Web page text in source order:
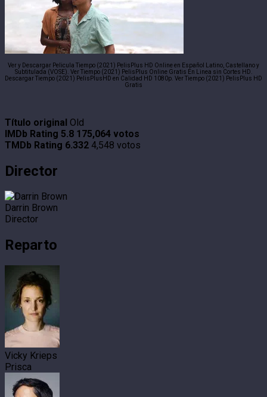
Ver y Descargar Pelicula Tiempo (2021) PelisPlus HD Online en Español Latino, Castellano y
Subtitulada (VOSE). Ver Tiempo (2021) PelisPlus Online Gratis En Linea sin Cortes HD.
Descargar Tiempo (2021) PelisPlusHD en Calidad HD 1080p. Ver Tiempo (2021) PelisPlus HD
Gratis
Título original Old
IMDb Rating 5.8 175,064 votos
TMDb Rating 6.332 4,548 votos
Director
Darrin Brown
Director
Reparto
Vicky Krieps
Prisca